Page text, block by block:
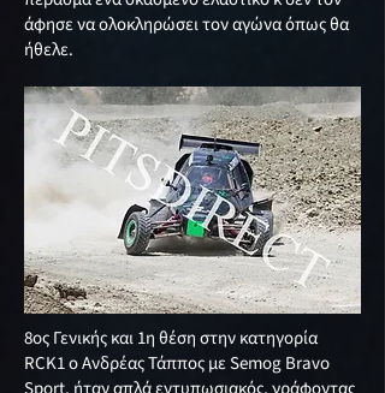
άφησε να ολοκληρώσει τον αγώνα όπως θα
ήθελε.
8oς Γενικής και 1η θέση στην κατηγορία
RCK1 ο Ανδρέας Τάππος με Semog Bravo